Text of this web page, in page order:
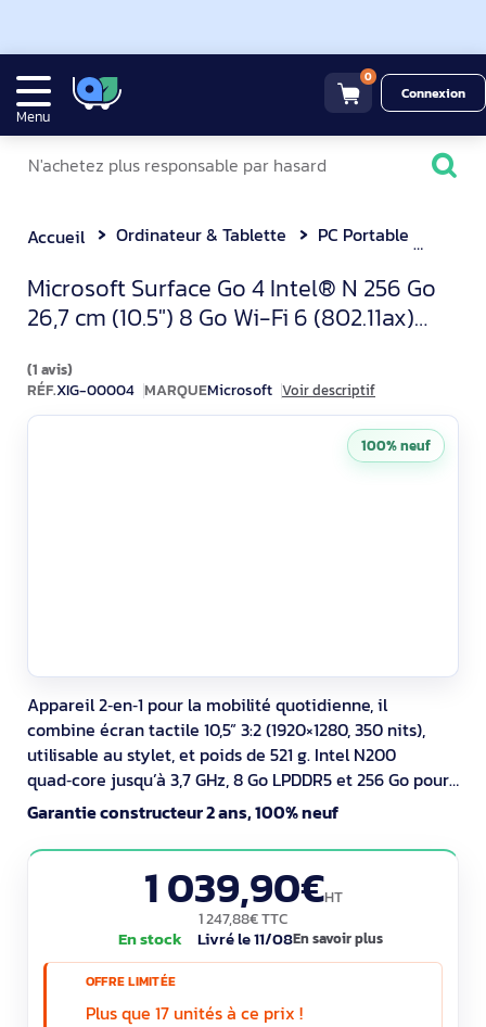
Menu
0
Connexion
Accueil Ordinateur & Tablette PC Portable
Microsoft Surface Go 4 PC
Microsoft Surface Go 4 Intel® N 256 Go
26,7 cm (10.5") 8 Go Wi-Fi 6 (802.11ax)
(1 avis)
RÉF.XIG-00004 MARQUEMicrosoft Voir descriptif
Appareil 2‑en‑1 pour la mobilité quotidienne, il
combine écran tactile 10,5” 3:2 (1920×1280, 350 nits),
utilisable au stylet, et poids de 521 g. Intel N200
quad‑core jusqu’à 3,7 GHz, 8 Go LPDDR5 et 256 Go pour
vos applications terrain. Wi‑Fi 6, USB‑C, lecteur
microSDXC. Caméra arrière 8 MP et Windows Hello.
Windows 11 Pro, autonomie jusqu’à 12,5 h pour travailler
Garantie constructeur 2 ans, 100% neuf
1 039,90€HT
1 247,88€ TTC
En stock Livré le 11/08En savoir plus
OFFRE LIMITÉE
Plus que 17 unités à ce prix !
100% neuf